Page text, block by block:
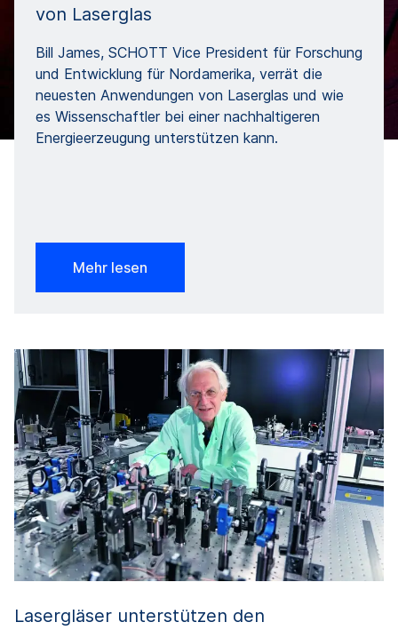
von Laserglas
Bill James, SCHOTT Vice President für Forschung
und Entwicklung für Nordamerika, verrät die
neuesten Anwendungen von Laserglas und wie
es Wissenschaftler bei einer nachhaltigeren
Energieerzeugung unterstützen kann.
Mehr lesen
Lasergläser unterstützen den